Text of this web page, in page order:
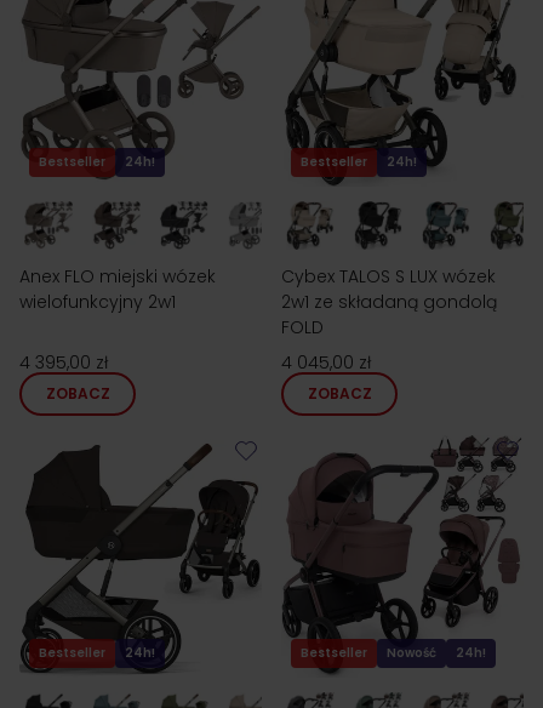
Bestseller 24h!
Anex FLO miejski wózek
wielofunkcyjny 2w1
4 395,00 zł
ZOBACZ
Bestseller 24h!
Cybex TALOS S LUX wózek
2w1 ze składaną gondolą
FOLD
4 045,00 zł
ZOBACZ
Bestseller 24h! Bestseller Nowość 24h!